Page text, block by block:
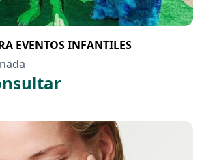
EVENTOS INFANTILES